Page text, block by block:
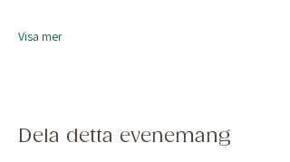
Visa mer
Dela detta evenemang